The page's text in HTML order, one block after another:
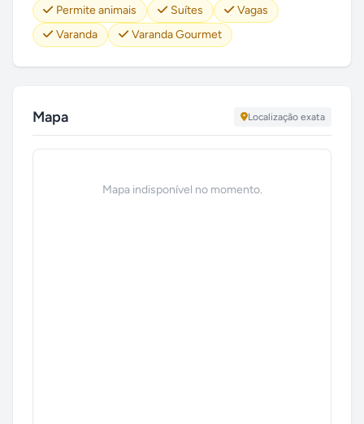
Permite animais Suítes
Vagas
Varanda
Varanda Gourmet
Mapa Localização exata
Mapa indisponível no momento.